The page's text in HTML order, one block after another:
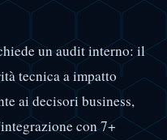
un audit interno: il
tecnica a impatto
ai decisori business,
con 7+